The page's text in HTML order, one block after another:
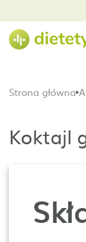
Strona główna
Koktajl